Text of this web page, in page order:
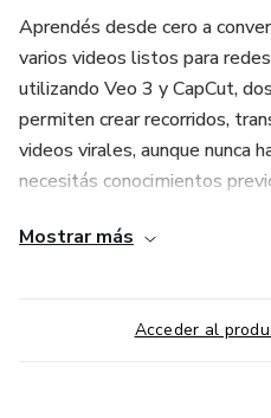
Aprendés desde cero a
varios videos listos para
utilizando Veo 3 y CapCut,
permiten crear recorridos,
videos virales, aunque nunca
necesitás conocimientos
práctico y pensado para
¿Qué incluye?
✔️ 15 clases en video para
Mostrar más
Acceder al